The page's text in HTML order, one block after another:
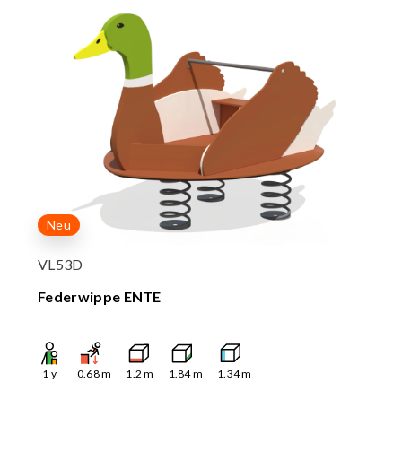
Neu
VL53D
Federwippe ENTE
1 y 0.68m 1.2 m 1.84m 1.34m